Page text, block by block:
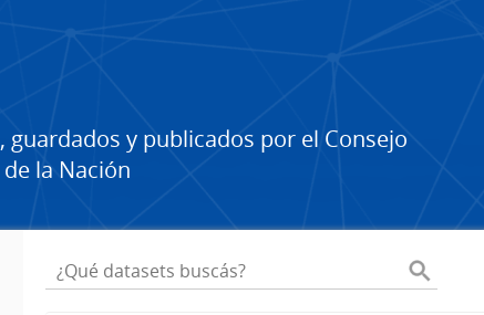
y publicados por el Consejo
la Nación